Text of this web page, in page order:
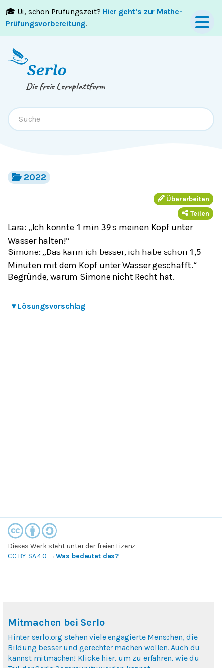
🎓 Ui, schon Prüfungszeit? Hier geht's zur Mathe-
Prüfungsvorbereitung.
Springe zumInhaltoderFooter
Die freie Lernplattform
2022
Überarbeiten
Teilen
Lara: „Ich konnte 1 min 39 s meinen Kopf unter
Wasser halten!“
Simone: „Das kann ich besser, ich habe schon 1,5
Minuten mit dem Kopf unter Wasser geschafft.“
Begründe, warum Simone nicht Recht hat.
▾ Lösungsvorschlag
Dieses Werk steht unter der freien Lizenz
CC BY-SA 4.0 →Was bedeutet das?
Mitmachen bei Serlo
Hinter serlo.org stehen viele engagierte Menschen, die
Bildung besser und gerechter machen wollen. Auch du
kannst mitmachen! Klicke hier, um zu erfahren, wie du